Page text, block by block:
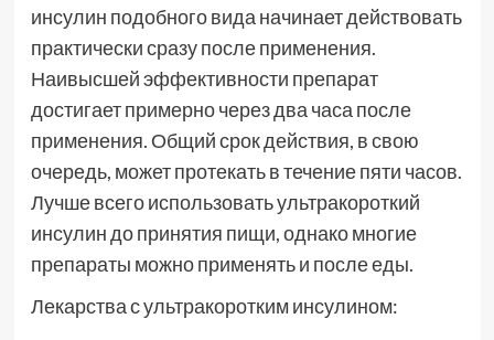
инсулин подобного вида начинает действовать
практически сразу после применения.
Наивысшей эффективности препарат
достигает примерно через два часа после
применения. Общий срок действия, в свою
очередь, может протекать в течение пяти часов.
Лучше всего использовать ультракороткий
инсулин до принятия пищи, однако многие
препараты можно применять и после еды.
Лекарства с ультракоротким инсулином: